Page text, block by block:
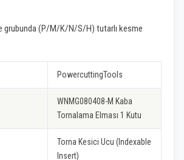
grubunda (P/M/K/N/S/H) tutarlı kesme
PowercuttingTools
WNMG080408-M Kaba
Tornalama Elması 1 Kutu
Torna Kesici Ucu (Indexable
Insert)